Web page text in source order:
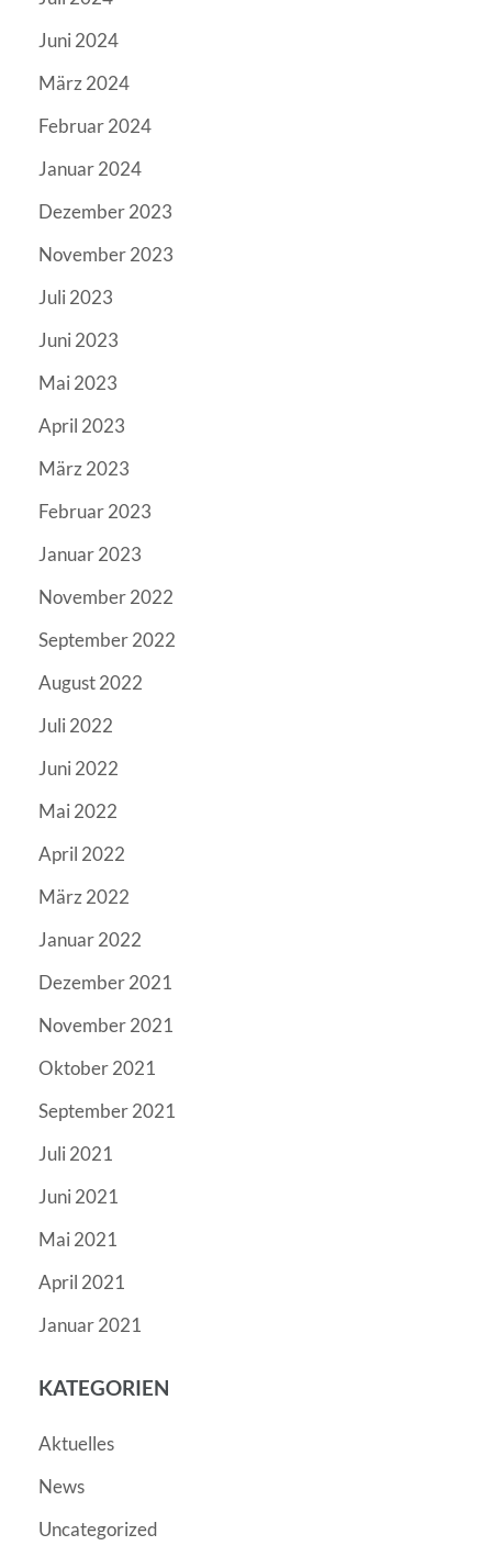
Juni 2024
März 2024
Februar 2024
Januar 2024
Dezember 2023
November 2023
Juli 2023
Juni 2023
Mai 2023
April 2023
März 2023
Februar 2023
Januar 2023
November 2022
September 2022
August 2022
Juli 2022
Juni 2022
Mai 2022
April 2022
März 2022
Januar 2022
Dezember 2021
November 2021
Oktober 2021
September 2021
Juli 2021
Juni 2021
Mai 2021
April 2021
Januar 2021
KATEGORIEN
Aktuelles
News
Uncategorized